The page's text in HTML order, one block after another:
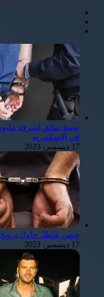
في الإسكندرية
17 ديسمبر، 2023
حبس عاطل حاول ترويج 8 كيلو «حشيش» في الإسكندرية
17 ديسمبر، 2023